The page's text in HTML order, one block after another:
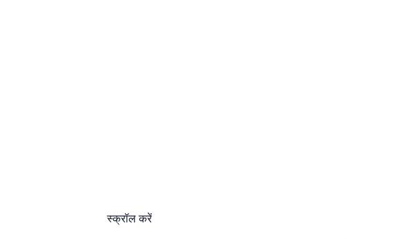
स्क्रॉल करें